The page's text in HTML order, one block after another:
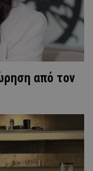
από τον